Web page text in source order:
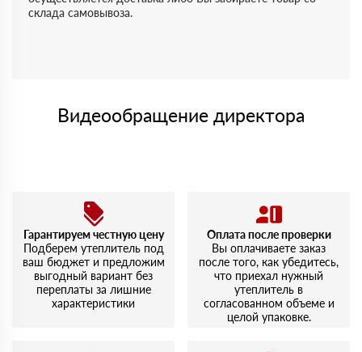
склада самовывоза.
Видеообращение директора
Гарантируем честную цену
Подберем утеплитель под
ваш бюджет и предложим
выгодный вариант без
переплаты за лишние
характеристики
Оплата после проверки
Вы оплачиваете заказ
после того, как убедитесь,
что приехал нужный
утеплитель в
согласованном объеме и
целой упаковке.